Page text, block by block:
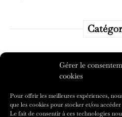
Gérer le
cookies
Pour offrir les meilleures expériences,
que les cookies pour stocker et/ou
Le fait de consentir à ces technologies